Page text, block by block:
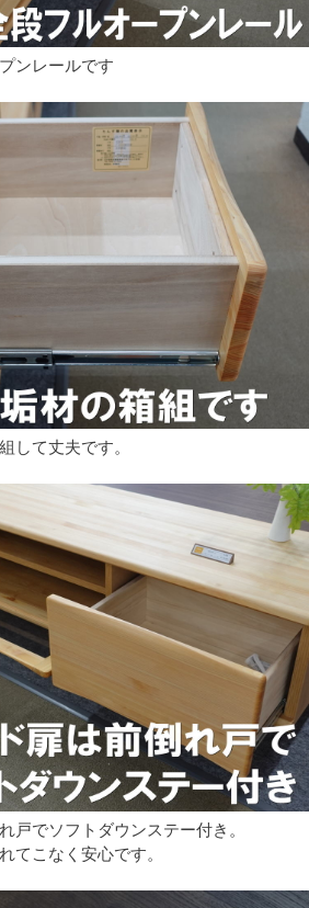
ンレールです
して丈夫です。
戸でソフトダウンステー付き。
てこなく安心です。